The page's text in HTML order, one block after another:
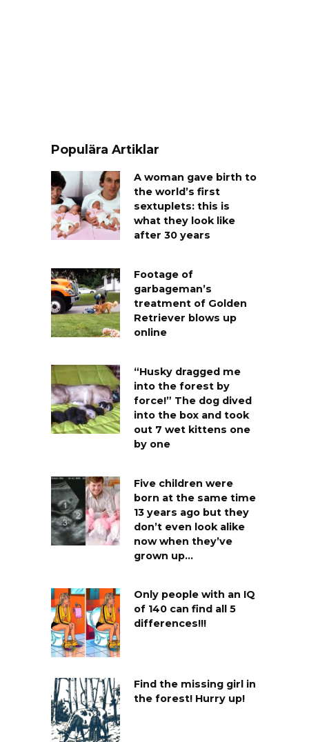
Populära Artiklar
A woman gave birth to
the world’s first
sextuplets: this is
what they look like
after 30 years
Footage of
garbageman’s
treatment of Golden
Retriever blows up
online
“Husky dragged me
into the forest by
force!” The dog dived
into the box and took
out 7 wet kittens one
by one
Five children were
born at the same time
13 years ago but they
don’t even look alike
now when they’ve
grown up…
Only people with an IQ
of 140 can find all 5
differences!!!
Find the missing girl in
the forest! Hurry up!